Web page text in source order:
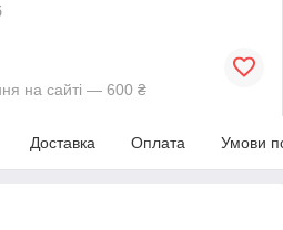
на сайті — 600 ₴
Доставка Оплата Умови